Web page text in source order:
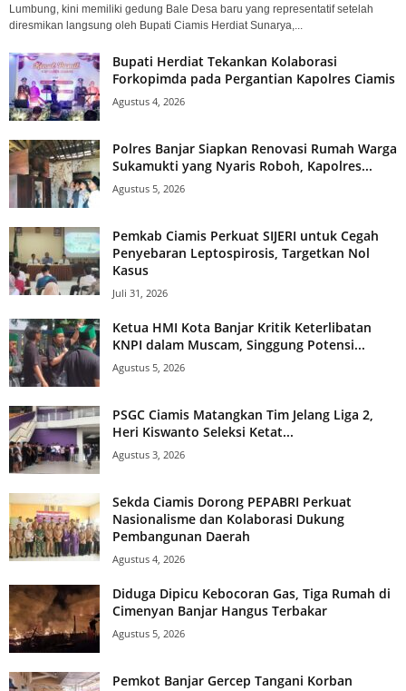
Lumbung, kini memiliki gedung Bale Desa baru yang representatif setelah
diresmikan langsung oleh Bupati Ciamis Herdiat Sunarya,...
Bupati Herdiat Tekankan Kolaborasi
Forkopimda pada Pergantian Kapolres Ciamis
Agustus 4, 2026
Polres Banjar Siapkan Renovasi Rumah Warga
Sukamukti yang Nyaris Roboh, Kapolres...
Agustus 5, 2026
Pemkab Ciamis Perkuat SIJERI untuk Cegah
Penyebaran Leptospirosis, Targetkan Nol
Kasus
Juli 31, 2026
Ketua HMI Kota Banjar Kritik Keterlibatan
KNPI dalam Muscam, Singgung Potensi...
Agustus 5, 2026
PSGC Ciamis Matangkan Tim Jelang Liga 2,
Heri Kiswanto Seleksi Ketat...
Agustus 3, 2026
Sekda Ciamis Dorong PEPABRI Perkuat
Nasionalisme dan Kolaborasi Dukung
Pembangunan Daerah
Agustus 4, 2026
Diduga Dipicu Kebocoran Gas, Tiga Rumah di
Cimenyan Banjar Hangus Terbakar
Agustus 5, 2026
Pemkot Banjar Gercep Tangani Korban